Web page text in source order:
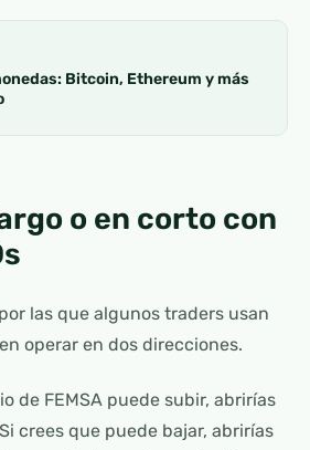
Bitcoin, Ethereum y más
o en corto con
las que algunos traders usan
operar en dos direcciones.
de FEMSA puede subir, abrirías
crees que puede bajar, abrirías